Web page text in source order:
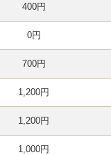
400円
0円
700円
1,200円
1,200円
1,000円